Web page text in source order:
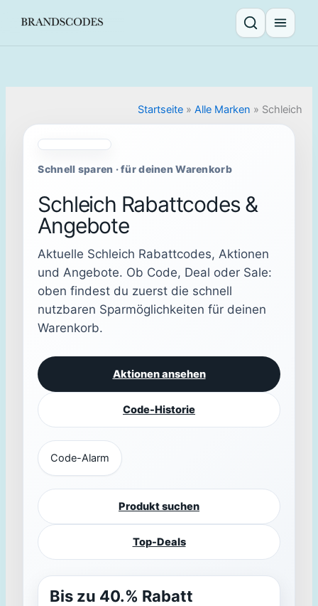
Suche öffnen
Menü
Startseite» Alle Marken » Schleich
Schnell sparen · für deinen Warenkorb
Schleich Rabattcodes &
Angebote
Aktuelle Schleich Rabattcodes, Aktionen
und Angebote. Ob Code, Deal oder Sale:
oben findest du zuerst die schnell
nutzbaren Sparmöglichkeiten für deinen
Warenkorb.
Aktionen ansehen
Code-Historie
Code-Alarm
Produkt suchen
Top-Deals
Bis zu 40.% Rabatt